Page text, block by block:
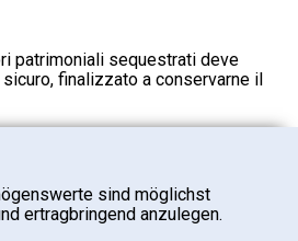
patrimoniali sequestrati deve
finalizzato a conservarne il
sind möglichst
ertragbringend anzulegen.